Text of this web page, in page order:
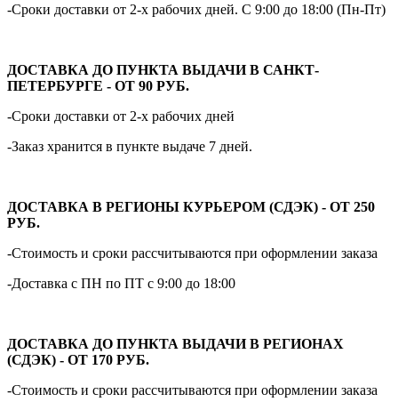
-Сроки доставки от 2-х рабочих дней. С 9:00 до 18:00 (Пн-Пт)
ДОСТАВКА ДО ПУНКТА ВЫДАЧИ В САНКТ-
ПЕТЕРБУРГЕ - ОТ 90 РУБ.
-Сроки доставки от 2-х рабочих дней
-Заказ хранится в пункте выдаче 7 дней.
ДОСТАВКА В РЕГИОНЫ КУРЬЕРОМ (СДЭК) - ОТ 250
РУБ.
-Стоимость и сроки рассчитываются при оформлении заказа
-Доставка с ПН по ПТ с 9:00 до 18:00
ДОСТАВКА ДО ПУНКТА ВЫДАЧИ В РЕГИОНАХ
(СДЭК) - ОТ 170 РУБ.
-Стоимость и сроки рассчитываются при оформлении заказа